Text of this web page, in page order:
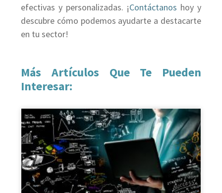
efectivas y personalizadas. ¡Contáctanos hoy y
descubre cómo podemos ayudarte a destacarte
en tu sector!
Más Artículos Que Te Pueden
Interesar: